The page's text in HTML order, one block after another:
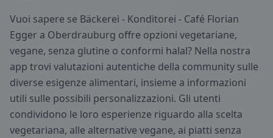
Vuoi sapere se Bäckerei - Konditorei - Café Florian
Egger a Oberdrauburg offre opzioni vegetariane,
vegane, senza glutine o conformi halal? Nella nostra
app trovi valutazioni autentiche della community sulle
diverse esigenze alimentari, insieme a informazioni
utili sulle possibili personalizzazioni. Gli utenti
condividono le loro esperienze riguardo alla scelta
vegetariana, alle alternative vegane, ai piatti senza